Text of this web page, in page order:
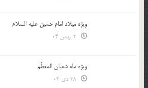
ویژه میلاد امام حسین علیه السلام
ویژه ماه شعبان المعظّم